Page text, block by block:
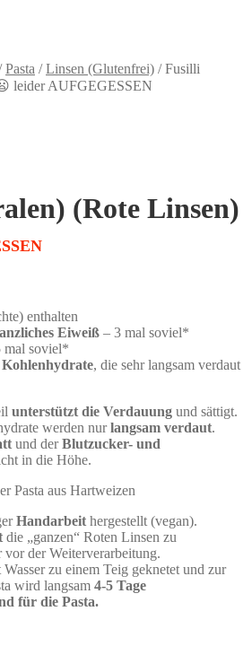
Pasta /Linsen (Glutenfrei) /Fusilli
leider AUFGEGESSEN
(Rote Linsen)
enthalten
Eiweiß – 3 mal soviel*
mal soviel*
Kohlenhydrate, die sehr langsam verdaut
unterstützt die Verdauung und sättigt.
werden nurlangsam verdaut.
und derBlutzucker- und
in die Höhe.
Pasta aus Hartweizen
Handarbeit hergestellt (vegan).
die „ganzen“ Roten Linsen zu
der Weiterverarbeitung.
zu einem Teig geknetet und zur
wird langsam 4-5 Tage
für die Pasta.